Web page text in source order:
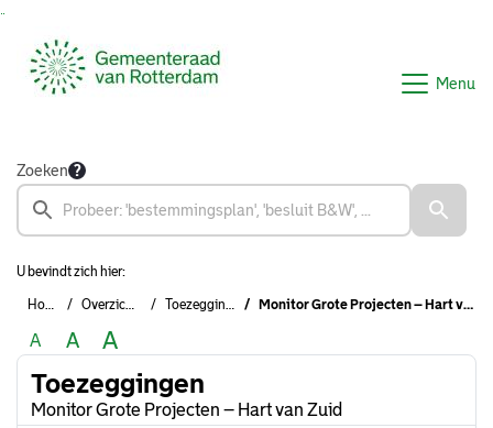
Menu
Zoeken
U bevindt zich hier:
Home Overzichten Toezeggingen Monitor Grote Projecten – Hart van Zuid
A A A
Toezeggingen
Monitor Grote Projecten – Hart van Zuid